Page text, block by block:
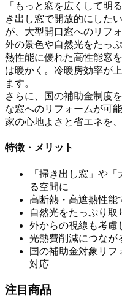
「もっと窓を広くして明
き出し窓で開放的にした
が、大型開口窓へのリフォ
外の景色や自然光をたっ
熱性能に優れた高性能窓
は暖かく。冷暖房効率が
ます。
さらに、国の補助金制度
な窓へのリフォームが可能
家の心地よさと省エネを
特徴・メリット
「掃き出し窓」や
る空間に
高断熱・高遮熱性能
自然光をたっぷり取
外からの視線も考慮
光熱費削減につなが
国の補助金対象リフ
対応
注目商品